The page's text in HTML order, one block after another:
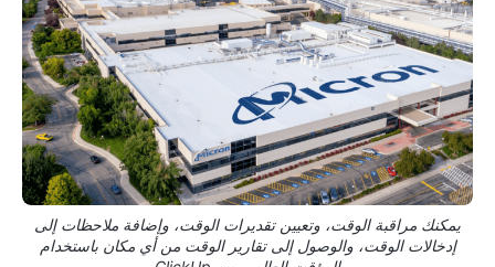
يمكنك مراقبة الوقت، وتعيين تقديرات الوقت، وإضافة ملاحظات إلى
إدخالات الوقت، والوصول إلى تقارير الوقت من أي مكان باستخدام